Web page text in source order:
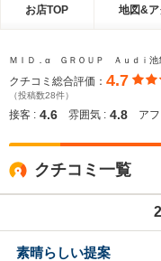
お店TOP 地図&ア
ＭＩＤ．α ＧＲＯＵＰ Ａｕｄｉ池
クチコミ総合評価： 4.7
（投稿数28件）
接客 : 4.6 雰囲気 : 4.8 ア
クチコミ一覧
素晴らしい提案